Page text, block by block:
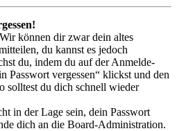
können dir zwar dein altes
du kannst es jedoch
du, indem du auf der Anmelde-
Passwort vergessen“ klickst und den
solltest du dich schnell wieder
in der Lage sein, dein Passwort
dich an die Board-Administration.